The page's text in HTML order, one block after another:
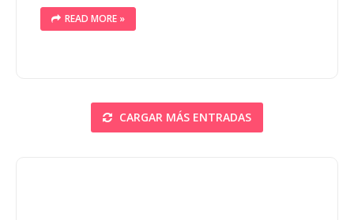
READ MORE »
CARGAR MÁS ENTRADAS